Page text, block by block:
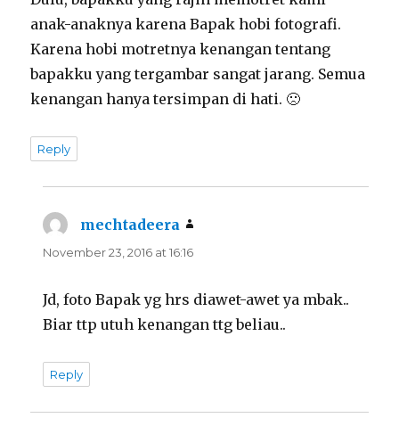
anak-anaknya karena Bapak hobi fotografi.
Karena hobi motretnya kenangan tentang
bapakku yang tergambar sangat jarang. Semua
kenangan hanya tersimpan di hati. 🙁
Reply
mechtadeera
November 23, 2016 at 16:16
Jd, foto Bapak yg hrs diawet-awet ya mbak..
Biar ttp utuh kenangan ttg beliau..
Reply